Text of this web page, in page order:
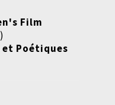
Film
Poétiques